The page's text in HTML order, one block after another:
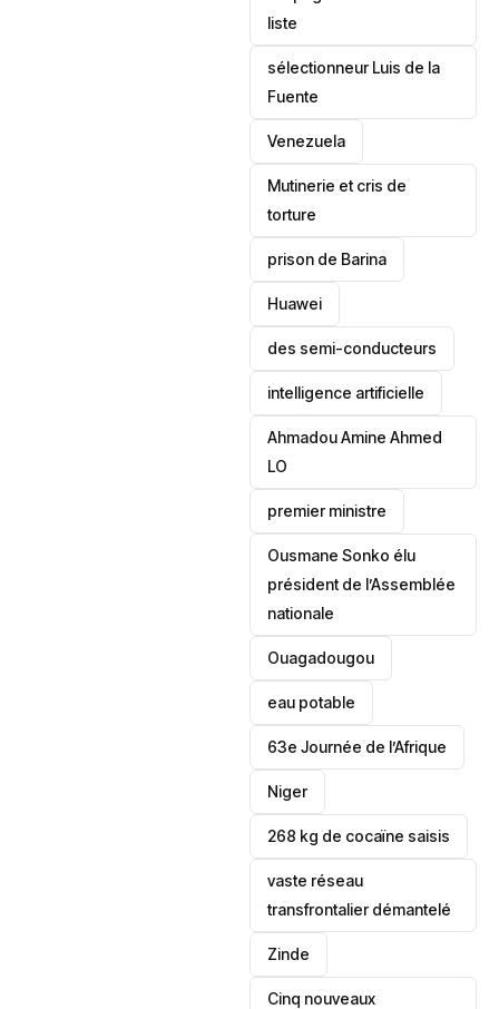
liste
sélectionneur Luis de la
Fuente
‎Venezuela
Mutinerie et cris de
torture
prison de Barina
Huawei
des semi-conducteurs
intelligence artificielle
Ahmadou Amine Ahmed
LO
premier ministre
Ousmane Sonko élu
président de l’Assemblée
nationale
‎Ouagadougou
eau potable
63e Journée de l’Afrique
‎Niger
268 kg de cocaïne saisis
vaste réseau
transfrontalier démantelé
Zinde
Cinq nouveaux